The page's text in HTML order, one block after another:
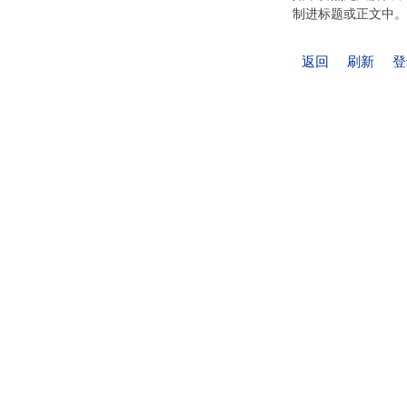
制进标题或正文中。
返回 刷新